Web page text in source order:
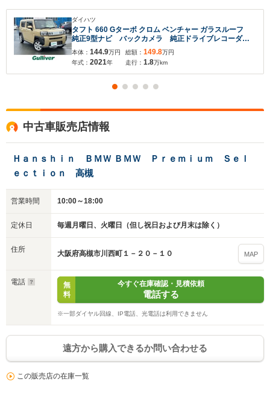
ダイハツ
タフト 660 Gターボ クロム ベンチャー ガラスルーフ
純正9型ナビ バックカメラ 純正ドライブレコーダ
ー ETC シートヒーター レーダークルーズコントロ
ール 車線逸脱警報 衝突軽減システム 純正15インチ
アルミホイール 純正フロアマット
本体： 144.9万円
年式： 2021年
総額： 149.8万円
走行： 1.8万km
中古車販売店情報
Ｈａｎｓｈｉｎ ＢＭＷ ＢＭＷ Ｐｒｅｍｉｕｍ Ｓｅｌ
ｅｃｔｉｏｎ 高槻
営業時間 10:00～18:00
定休日 毎週月曜日、火曜日（但し祝日および月末は除く）
住所 大阪府高槻市川西町１－２０－１０ MAP
電話
無
料
今すぐ在庫確認・見積依頼
電話する
※一部ダイヤル回線、IP電話、光電話は利用できません
遠方から購入できるか問い合わせる
この販売店の在庫一覧